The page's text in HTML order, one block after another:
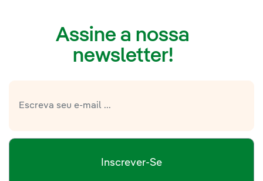
Assine a nossa
newsletter!
Inscrever-Se